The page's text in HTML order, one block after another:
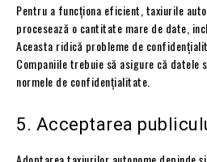
Pentru a funcționa eficient, taxiurile
procesează o cantitate mare de date,
Aceasta ridică probleme de
Companiile trebuie să asigure că datele
normele de confidențialitate.
5. Acceptarea